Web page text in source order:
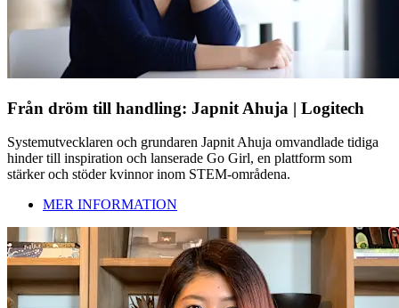
Från dröm till handling: Japnit Ahuja | Logitech
Systemutvecklaren och grundaren Japnit Ahuja omvandlade tidiga
hinder till inspiration och lanserade Go Girl, en plattform som
stärker och stöder kvinnor inom STEM-områdena.
MER INFORMATION